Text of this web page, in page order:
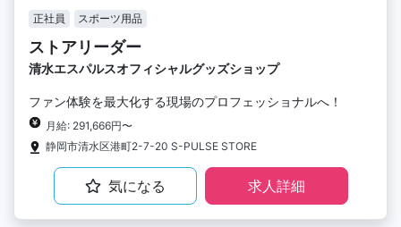
正社員 スポーツ用品
ストアリーダー
清水エスパルスオフィシャルグッズショップ
ファン体験を最大化する現場のプロフェッショナルへ！
月給: 291,666円〜
静岡市清水区港町2-7-20 S-PULSE STORE
気になる 求人詳細